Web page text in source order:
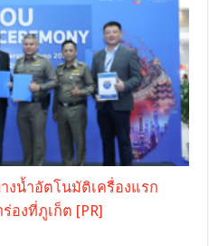
งน้ำอัตโนมัติเครื่องแรก
องที่ภูเก็ต [PR]